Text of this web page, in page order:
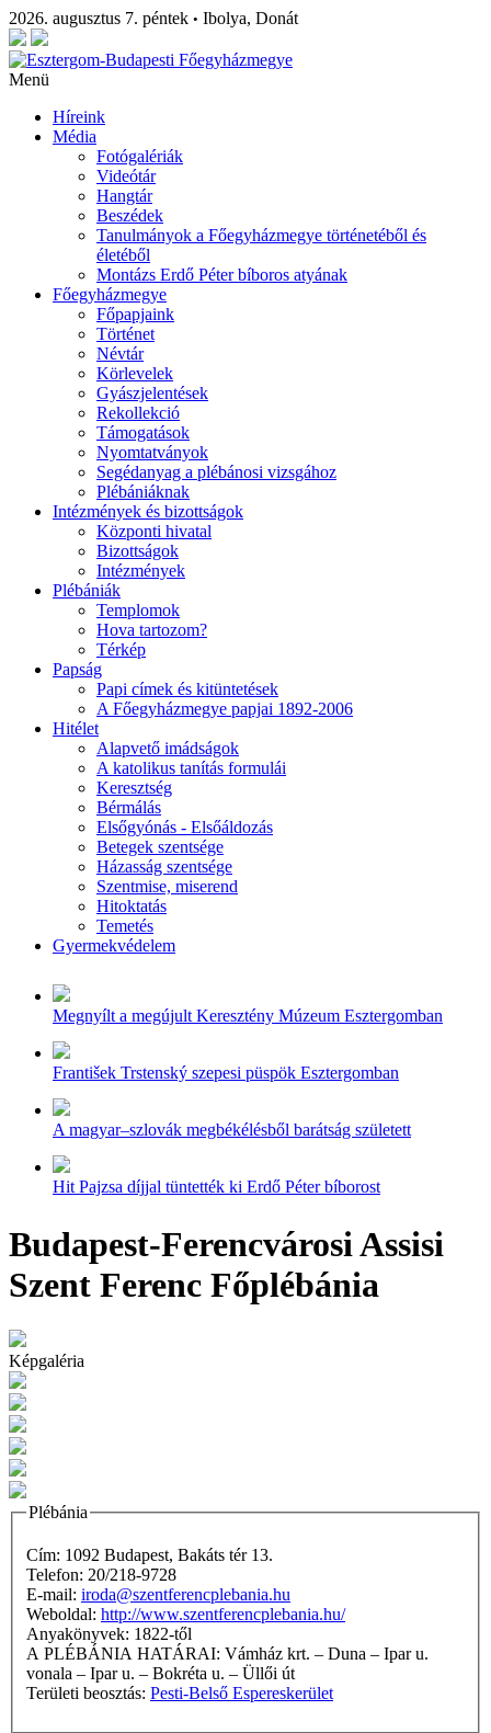
2026. augusztus 7. péntek • Ibolya, Donát
Menü
Híreink
Média
Fotógalériák
Videótár
Hangtár
Beszédek
Tanulmányok a Főegyházmegye történetéből és
életéből
Montázs Erdő Péter bíboros atyának
Főegyházmegye
Főpapjaink
Történet
Névtár
Körlevelek
Gyászjelentések
Rekollekció
Támogatások
Nyomtatványok
Segédanyag a plébánosi vizsgához
Plébániáknak
Intézmények és bizottságok
Központi hivatal
Bizottságok
Intézmények
Plébániák
Templomok
Hova tartozom?
Térkép
Papság
Papi címek és kitüntetések
A Főegyházmegye papjai 1892-2006
Hitélet
Alapvető imádságok
A katolikus tanítás formulái
Keresztség
Bérmálás
Elsőgyónás - Elsőáldozás
Betegek szentsége
Házasság szentsége
Szentmise, miserend
Hitoktatás
Temetés
Gyermekvédelem
Megnyílt a megújult Keresztény Múzeum Esztergomban
František Trstenský szepesi püspök Esztergomban
A magyar–szlovák megbékélésből barátság született
Hit Pajzsa díjjal tüntették ki Erdő Péter bíborost
Budapest-Ferencvárosi Assisi
Szent Ferenc Főplébánia
Képgaléria
Plébánia
Cím: 1092 Budapest, Bakáts tér 13.
Telefon: 20/218-9728
E-mail: iroda@szentferencplebania.hu
Weboldal: http://www.szentferencplebania.hu/
Anyakönyvek: 1822-től
A PLÉBÁNIA HATÁRAI: Vámház krt. – Duna – Ipar u.
vonala – Ipar u. – Bokréta u. – Üllői út
Területi beosztás: Pesti-Belső Espereskerület